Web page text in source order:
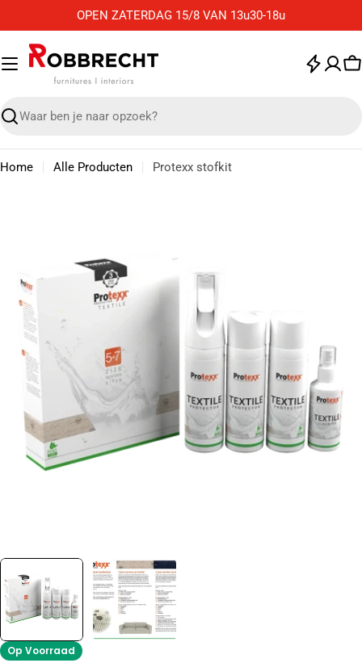
naar
inhoud
OPEN ZATERDAG 15/8 VAN 13u30-18u
Zoek
Home Alle Producten Protexx stofkit
media 0 in modal
Op Voorraad